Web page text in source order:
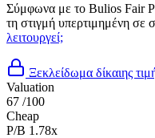
Σύμφωνα με το Bulios Fair
τη στιγμή υπερτιμημένη σε
λειτουργεί;
Ξεκλείδωμα δίκαιης
Valuation
67 /100
Cheap
P/B 1.78x